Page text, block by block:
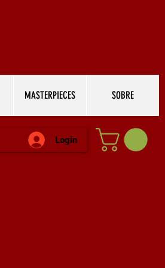
MASTERPIECES SOBRE
Login